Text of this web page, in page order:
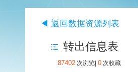
◀ 返回数据资源列表
转出信息表
87402 次浏览| 0 次收藏